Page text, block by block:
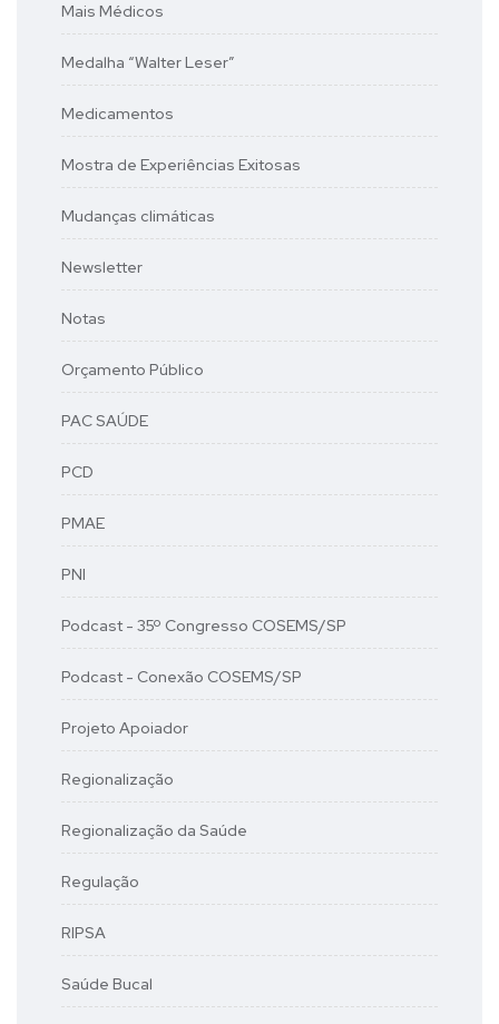
Mais Médicos
Medalha “Walter Leser”
Medicamentos
Mostra de Experiências Exitosas
Mudanças climáticas
Newsletter
Notas
Orçamento Público
PAC SAÚDE
PCD
PMAE
PNI
Podcast - 35º Congresso COSEMS/SP
Podcast - Conexão COSEMS/SP
Projeto Apoiador
Regionalização
Regionalização da Saúde
Regulação
RIPSA
Saúde Bucal